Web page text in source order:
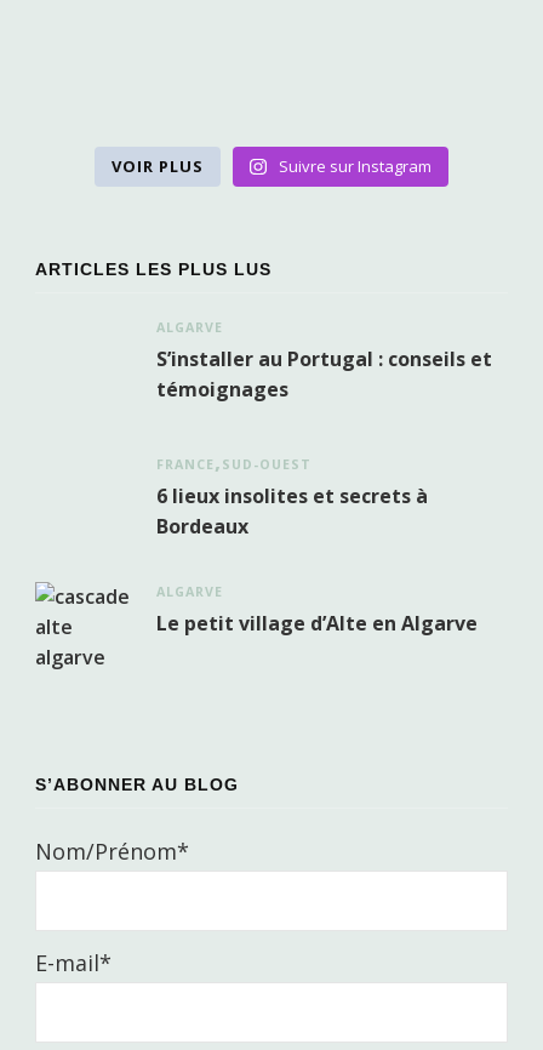
VOIR PLUS Suivre sur Instagram
ARTICLES LES PLUS LUS
ALGARVE
S’installer au Portugal : conseils et
témoignages
FRANCE SUD-OUEST
6 lieux insolites et secrets à
Bordeaux
ALGARVE
Le petit village d’Alte en Algarve
S’ABONNER AU BLOG
Nom/Prénom*
E-mail*